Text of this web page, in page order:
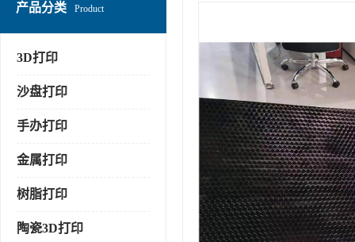
产品分类 Product
3D打印
沙盘打印
手办打印
金属打印
树脂打印
陶瓷3D打印